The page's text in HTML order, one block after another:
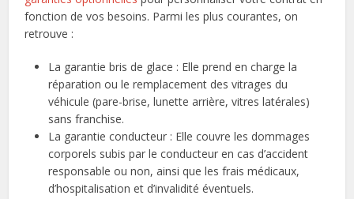
fonction de vos besoins. Parmi les plus courantes, on
retrouve :
La garantie bris de glace : Elle prend en charge la
réparation ou le remplacement des vitrages du
véhicule (pare-brise, lunette arrière, vitres latérales)
sans franchise.
La garantie conducteur : Elle couvre les dommages
corporels subis par le conducteur en cas d’accident
responsable ou non, ainsi que les frais médicaux,
d’hospitalisation et d’invalidité éventuels.